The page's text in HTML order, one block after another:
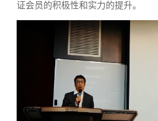
证会员的积极性和实力的提升。